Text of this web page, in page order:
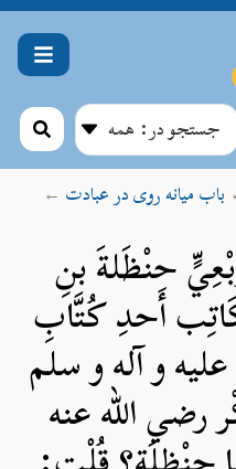
باب میانه روی در عبادت ←
حنْظَلةَ بنِ
أَحدِ كُتَّابِ
و آله و سلم
رضي الله عنه